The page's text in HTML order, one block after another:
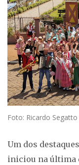
Foto: Ricardo Segatto
Um dos
iniciou na última